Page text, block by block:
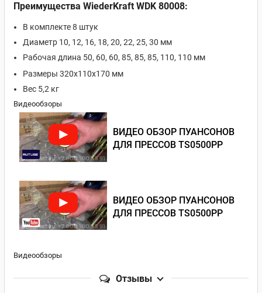
Преимущества WiederKraft WDK 80008:
В комплекте 8 штук
Диаметр 10, 12, 16, 18, 20, 22, 25, 30 мм
Рабочая длина 50, 60, 60, 85, 85, 85, 110, 110 мм
Размеры 320х110х170 мм
Вес 5,2 кг
Видеообзоры
ВИДЕО ОБЗОР ПУАНСОНОВ
ДЛЯ ПРЕССОВ TS0500PP
ВИДЕО ОБЗОР ПУАНСОНОВ
ДЛЯ ПРЕССОВ TS0500PP
Видеообзоры
Отзывы